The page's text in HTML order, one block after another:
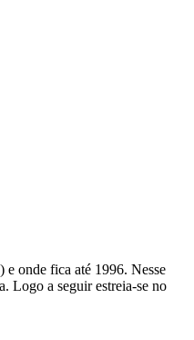
e onde fica até 1996. Nesse
Logo a seguir estreia-se no